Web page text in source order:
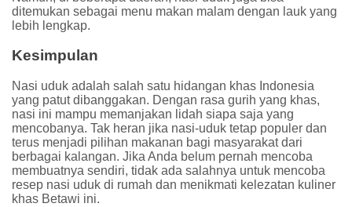
ditemukan sebagai menu makan malam dengan lauk yang
lebih lengkap.
Kesimpulan
Nasi uduk adalah salah satu hidangan khas Indonesia
yang patut dibanggakan. Dengan rasa gurih yang khas,
nasi ini mampu memanjakan lidah siapa saja yang
mencobanya. Tak heran jika nasi-uduk tetap populer dan
terus menjadi pilihan makanan bagi masyarakat dari
berbagai kalangan. Jika Anda belum pernah mencoba
membuatnya sendiri, tidak ada salahnya untuk mencoba
resep nasi uduk di rumah dan menikmati kelezatan kuliner
khas Betawi ini.